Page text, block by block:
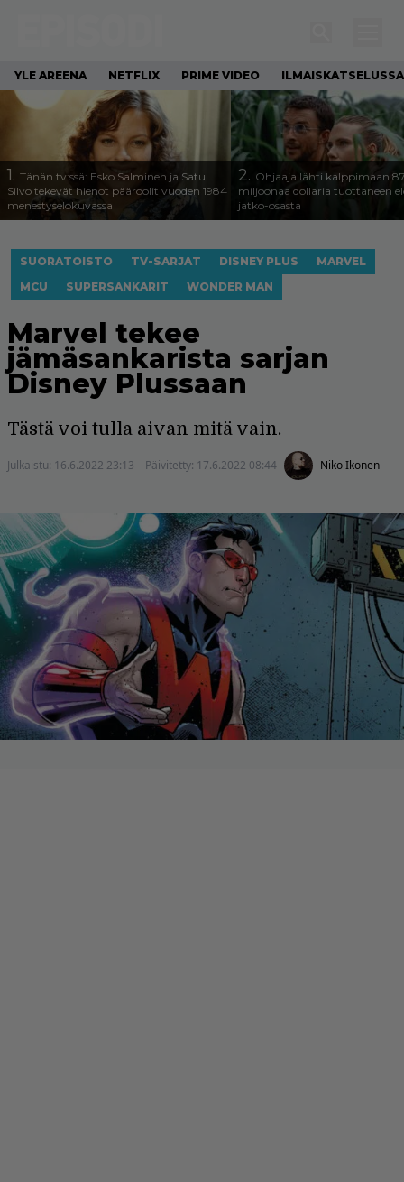
YLE AREENA NETFLIX PRIME VIDEO ILMAISKATSELUSSA
1. Tänän tv:ssä: Esko Salminen ja Satu
Silvo tekevät hienot pääroolit vuoden 1984
menestyselokuvassa
2. Ohjaaja lähti kalppimaan
miljoonaa dollaria tuottaneen
jatko-osasta
SUORATOISTO TV-SARJAT DISNEY PLUS
MARVEL
MCU
SUPERSANKARIT WONDER MAN
Marvel tekee
jämäsankarista sarjan
Disney Plussaan
Tästä voi tulla aivan mitä vain.
Julkaistu: 16.6.2022 23:13 Päivitetty: 17.6.2022 08:44 Niko Ikonen